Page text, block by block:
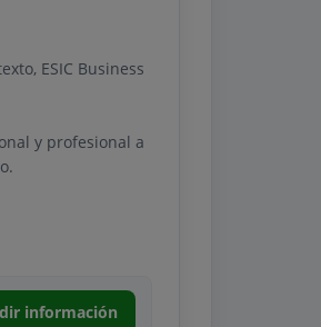
ESIC Business
y profesional a
información